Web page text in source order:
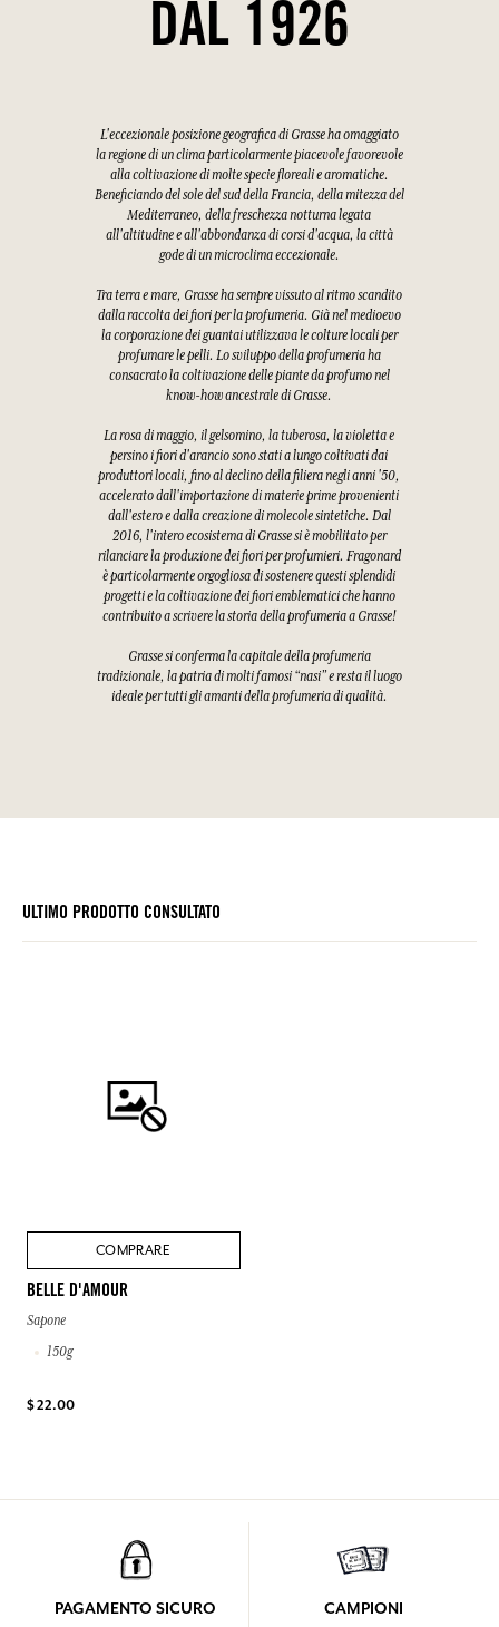
DAL 1926
L'eccezionale posizione geografica di Grasse ha omaggiato
la regione di un clima particolarmente piacevole favorevole
alla coltivazione di molte specie floreali e aromatiche.
Beneficiando del sole del sud della Francia, della mitezza del
Mediterraneo, della freschezza notturna legata
all'altitudine e all'abbondanza di corsi d'acqua, la città
gode di un microclima eccezionale.
Tra terra e mare, Grasse ha sempre vissuto al ritmo scandito
dalla raccolta dei fiori per la profumeria. Già nel medioevo
la corporazione dei guantai utilizzava le colture locali per
profumare le pelli. Lo sviluppo della profumeria ha
consacrato la coltivazione delle piante da profumo nel
know-how ancestrale di Grasse.
La rosa di maggio, il gelsomino, la tuberosa, la violetta e
persino i fiori d'arancio sono stati a lungo coltivati dai
produttori locali, fino al declino della filiera negli anni '50,
accelerato dall'importazione di materie prime provenienti
dall'estero e dalla creazione di molecole sintetiche. Dal
2016, l'intero ecosistema di Grasse si è mobilitato per
rilanciare la produzione dei fiori per profumieri. Fragonard
è particolarmente orgogliosa di sostenere questi splendidi
progetti e la coltivazione dei fiori emblematici che hanno
contribuito a scrivere la storia della profumeria a Grasse!
Grasse si conferma la capitale della profumeria
tradizionale, la patria di molti famosi “nasi” e resta il luogo
ideale per tutti gli amanti della profumeria di qualità.
ULTIMO PRODOTTO CONSULTATO
COMPRARE
BELLE D'AMOUR
Sapone
150g
$ 22.00
PAGAMENTO SICURO CAMPIONI